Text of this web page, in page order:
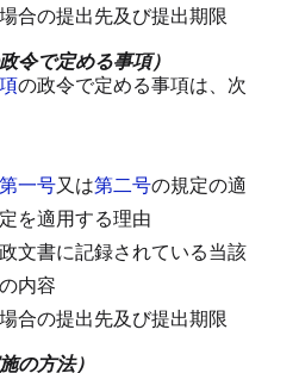
合の提出先及び提出期限
令で定める事項）
の政令で定める事項は、次
一号又は第二号の規定の適
を適用する理由
文書に記録されている当該
内容
合の提出先及び提出期限
の方法）